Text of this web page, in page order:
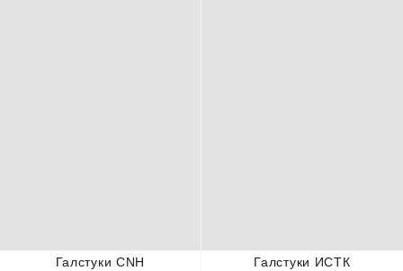
Галстуки CNH Галстуки ИСТК